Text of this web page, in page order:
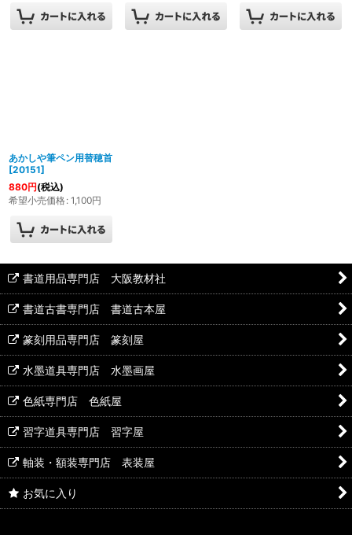
あかしや筆ペン用替穂首
[20151]
880円(税込)
希望小売価格: 1,100円
書道用品専門店 大阪教材社
書道古書専門店 書道古本屋
篆刻用品専門店 篆刻屋
水墨道具専門店 水墨画屋
色紙専門店 色紙屋
習字道具専門店 習字屋
軸装・額装専門店 表装屋
お気に入り